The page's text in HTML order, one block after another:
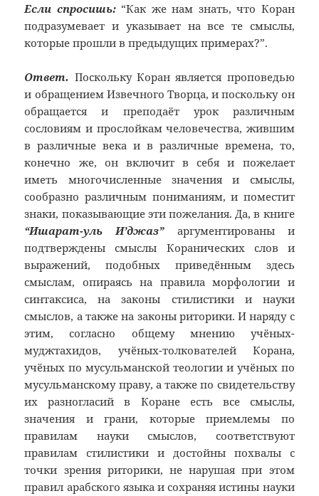
Если спросишь:“Как же нам знать, что Коран
подразумевает и указывает на все те смыслы,
которые прошли в предыдущих примерах?”.
Ответ. Поскольку Коран является проповедью
и обращением Извечного Творца, и поскольку он
обращается и преподаёт урок различным
сословиям и прослойкам человечества, жившим
в различные века и в различные времена, то,
конечно же, он включит в себя и пожелает
иметь многочисленные значения и смыслы,
сообразно различным пониманиям, и поместит
знаки, показывающие эти пожелания. Да, в книге
“Ишарат-уль И’джаз”аргументированы и
подтверждены смыслы Коранических слов и
выражений, подобных приведённым здесь
смыслам, опираясь на правила морфологии и
синтаксиса, на законы стилистики и науки
смыслов, а также на законы риторики. И наряду с
этим, согласно общему мнению учёных-
муджтахидов, учёных-толкователей Корана,
учёных по мусульманской теологии и учёных по
мусульманскому праву, а также по свидетельству
их разногласий в Коране есть все смыслы,
значения и грани, которые приемлемы по
правилам науки смыслов, соответствуют
правилам стилистики и достойны похвалы с
точки зрения риторики, не нарушая при этом
правил арабского языка и сохраняя истины науки